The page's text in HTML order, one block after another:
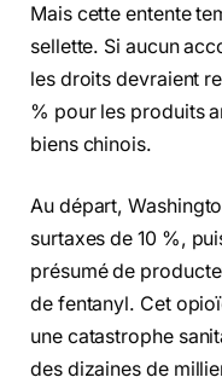
Mais cette entente
sellette. Si aucun
les droits devraient
% pour les produits
biens chinois.
Au départ,
surtaxes de 10 %,
présumé de
de fentanyl. Cet
une catastrophe
des dizaines de